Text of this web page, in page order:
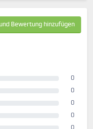
Bewertung hinzufügen
0
0
0
0